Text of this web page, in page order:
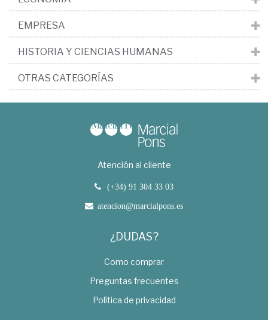
EMPRESA
HISTORIA Y CIENCIAS HUMANAS
OTRAS CATEGORÍAS
Atención al cliente
(+34) 91 304 33 03
atencion@marcialpons.es
¿DUDAS?
Como comprar
Preguntas frecuentes
Política de privacidad